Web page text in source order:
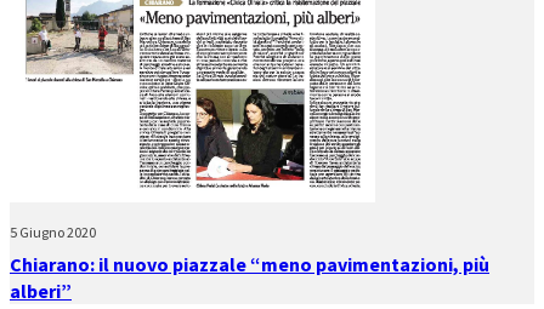
5 Giugno 2020
Chiarano: il nuovo piazzale “meno pavimentazioni, più
alberi”